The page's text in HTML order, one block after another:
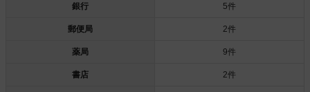
銀行 5件
郵便局 2件
薬局 9件
書店 2件